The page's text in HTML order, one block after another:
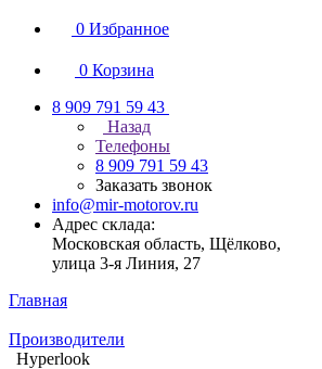
0 Избранное
0 Корзина
8 909 791 59 43
Назад
Телефоны
8 909 791 59 43
Заказать звонок
info@mir-motorov.ru
Адрес склада:
Московская область, Щёлково,
улица 3-я Линия, 27
Главная
Производители
Hyperlook